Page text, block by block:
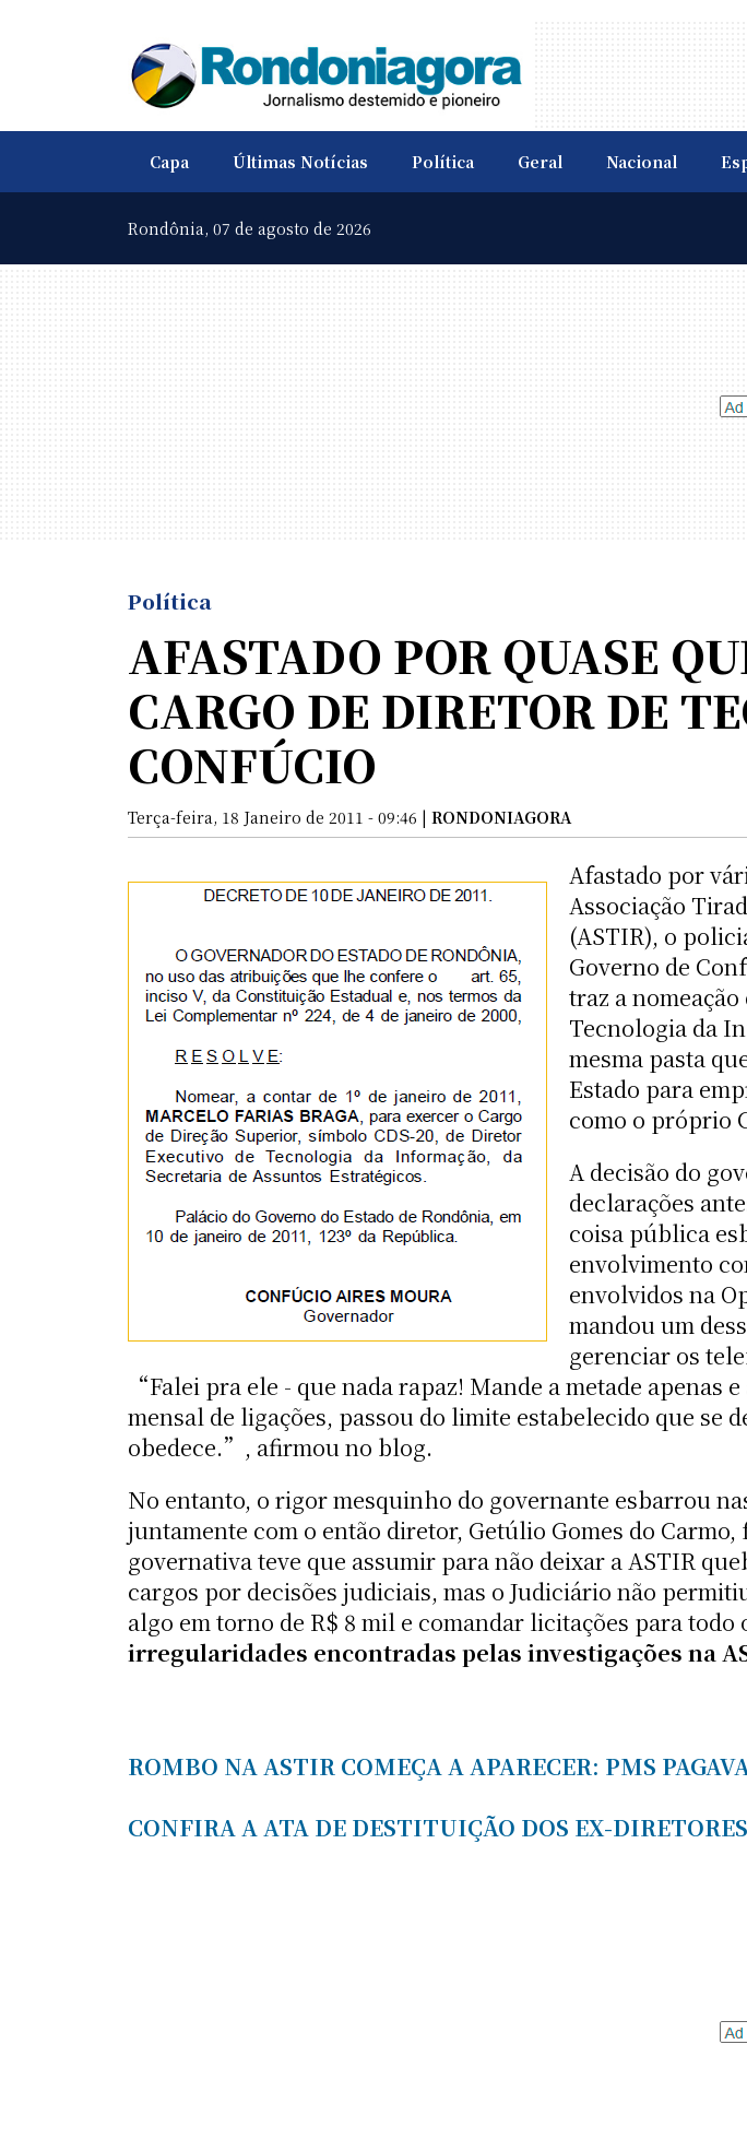
Capa Últimas Notícias Política Geral Nacional
Rondônia, 07 de agosto de 2026
Política
AFASTADO POR QUASE
CARGO DE DIRETOR DE
CONFÚCIO
Terça-feira, 18 Janeiro de 2011 - 09:46 | RONDONIAGORA
Afastado por
Associação
(ASTIR), o
Governo de
traz a
Tecnologia da
mesma pasta
Estado para
como o próprio
A decisão do
declarações
coisa pública
envolvimento
envolvidos na
mandou um
gerenciar os
“Falei pra ele - que nada rapaz! Mande a metade apenas
mensal de ligações, passou do limite estabelecido que se
obedece.”, afirmou no blog.
No entanto, o rigor mesquinho do governante esbarrou
juntamente com o então diretor, Getúlio Gomes do
governativa teve que assumir para não deixar a ASTIR
cargos por decisões judiciais, mas o Judiciário não
algo em torno de R$ 8 mil e comandar licitações para
irregularidades encontradas pelas investigações na
ROMBO NA ASTIR COMEÇA A APARECER: PMS
CONFIRA A ATA DE DESTITUIÇÃO DOS EX-DIRETORES